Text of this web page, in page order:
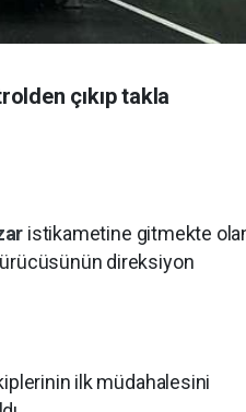
çıkıp takla
istikametine gitmekte
direksiyon
ilk müdahalesini